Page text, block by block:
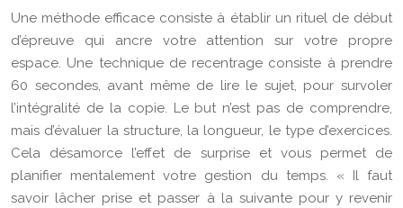
Une méthode efficace consiste à établir un rituel de début
d’épreuve qui ancre votre attention sur votre propre
espace. Une technique de recentrage consiste à prendre
60 secondes, avant même de lire le sujet, pour survoler
l’intégralité de la copie. Le but n’est pas de comprendre,
mais d’évaluer la structure, la longueur, le type d’exercices.
Cela désamorce l’effet de surprise et vous permet de
planifier mentalement votre gestion du temps. « Il faut
savoir lâcher prise et passer à la suivante pour y revenir